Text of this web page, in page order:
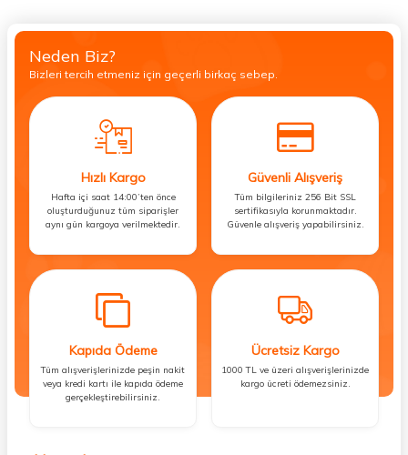
Neden Biz?
Bizleri tercih etmeniz için geçerli birkaç sebep.
Hızlı Kargo
Hafta içi saat 14:00’ten önce
oluşturduğunuz tüm siparişler
aynı gün kargoya verilmektedir.
Güvenli Alışveriş
Tüm bilgileriniz 256 Bit SSL
sertifikasıyla korunmaktadır.
Güvenle alışveriş yapabilirsiniz.
Kapıda Ödeme
Tüm alışverişlerinizde peşin nakit
veya kredi kartı ile kapıda ödeme
gerçekleştirebilirsiniz.
Ücretsiz Kargo
1000 TL ve üzeri alışverişlerinizde
kargo ücreti ödemezsiniz.